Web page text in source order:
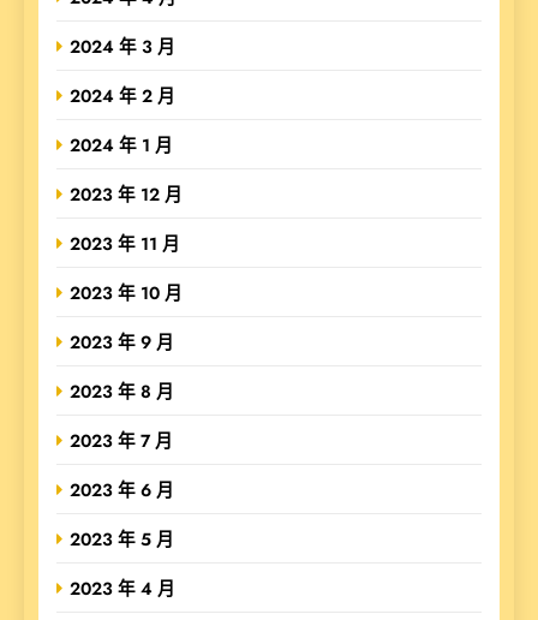
2024 年 3 月
2024 年 2 月
2024 年 1 月
2023 年 12 月
2023 年 11 月
2023 年 10 月
2023 年 9 月
2023 年 8 月
2023 年 7 月
2023 年 6 月
2023 年 5 月
2023 年 4 月